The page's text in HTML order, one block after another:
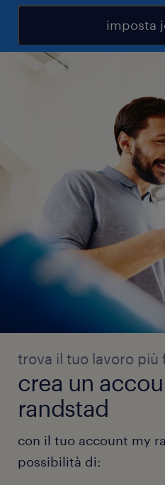
imposta
trova il tuo lavoro più
crea un
randstad
con il tuo account my
possibilità di: